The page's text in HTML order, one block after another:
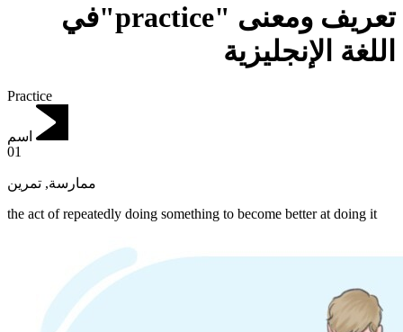
تعريف ومعنى "practice"في
اللغة الإنجليزية
Practice
اسم
01
ممارسة, تمرين
the act of repeatedly doing something to become better at doing it